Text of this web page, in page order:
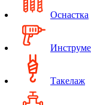
Оснастка
Такелаж